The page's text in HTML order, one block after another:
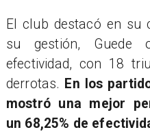
El club destacó en su
su gestión, Guede
efectividad, con 18
derrotas. En los
mostró una mejor
un 68,25% de